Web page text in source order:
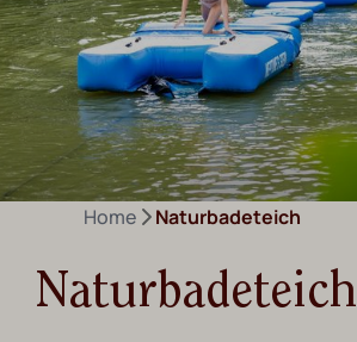
Home Naturbadeteich
Naturbadeteich